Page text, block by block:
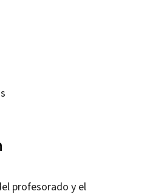
profesorado y el